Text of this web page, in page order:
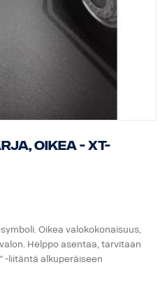
oikea - XT-
Oikea valokokonaisuus,
Helppo asentaa, tarvitaan
-liitäntä alkuperäiseen